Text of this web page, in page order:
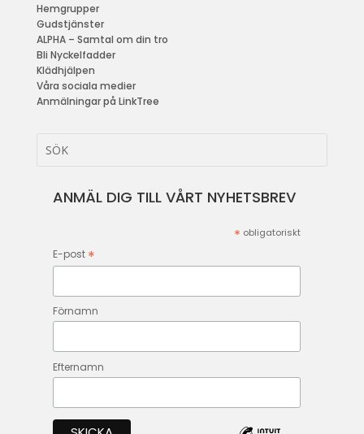
Hemgrupper
Gudstjänster
ALPHA – Samtal om din tro
Bli Nyckelfadder
Klädhjälpen
Våra sociala medier
Anmälningar på LinkTree
ANMÄL DIG TILL VÅRT NYHETSBREV
* obligatoriskt
E-post *
Förnamn
Efternamn